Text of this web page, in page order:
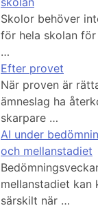
Skolor behöver
för hela skolan
…
Efter provet
När proven är
ämneslag ha
skarpare …
AI under
och mellanstadiet
mellanstadiet kan
särskilt när …